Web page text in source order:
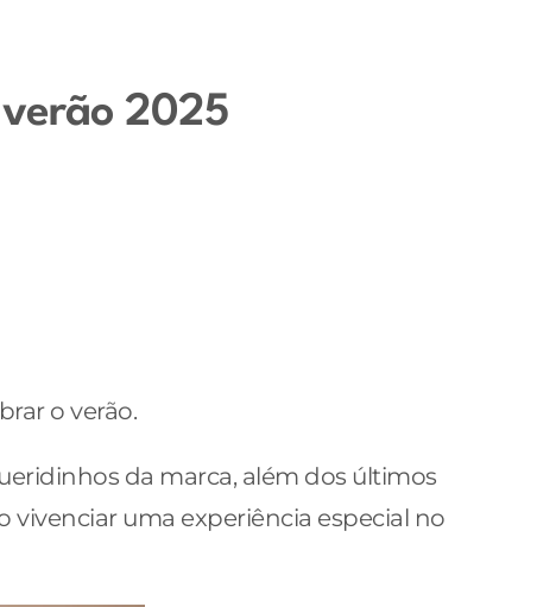
verão 2025
o verão.
da marca, além dos últimos
vivenciar uma experiência especial no